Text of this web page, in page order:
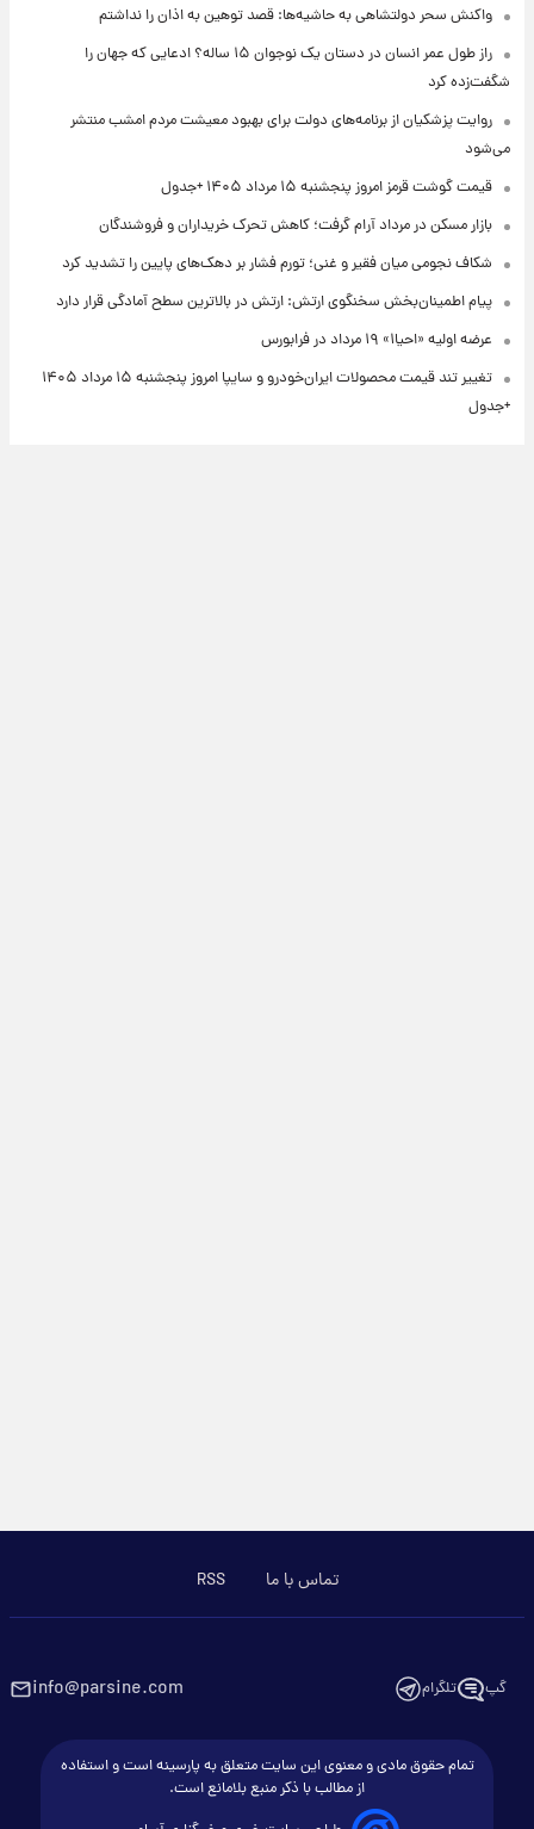
واکنش سحر دولتشاهی به حاشیه‌ها: قصد توهین به اذان را نداشتم
راز طول عمر انسان در دستان یک نوجوان ۱۵ ساله؟ ادعایی که جهان را
شگفت‌زده کرد
روایت پزشکیان از برنامه‌های دولت برای بهبود معیشت مردم امشب منتشر
می‌شود
قیمت گوشت قرمز امروز پنجشنبه ۱۵ مرداد ۱۴۰۵ +جدول
بازار مسکن در مرداد آرام گرفت؛ کاهش تحرک خریداران و فروشندگان
شکاف نجومی میان فقیر و غنی؛ تورم فشار بر دهک‌های پایین را تشدید کرد
پیام اطمینان‌بخش سخنگوی ارتش: ارتش در بالاترین سطح آمادگی قرار دارد
عرضه اولیه «احیا۱» ۱۹ مرداد در فرابورس
تغییر تند قیمت محصولات ایران‌خودرو و سایپا امروز پنجشنبه ۱۵ مرداد ۱۴۰۵
+جدول
تماس با ما RSS
گپ تلگرام info@parsine.com
تمام حقوق مادی و معنوی این سایت متعلق به پارسینه است و استفاده
از مطالب با ذکر منبع بلامانع است.